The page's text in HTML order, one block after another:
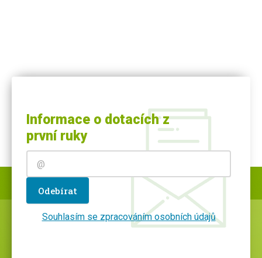
Informace o dotacích z
první ruky
Odebírat
Souhlasím se zpracováním osobních údajů